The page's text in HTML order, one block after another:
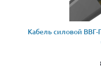
Кабель силовой ВВГ-